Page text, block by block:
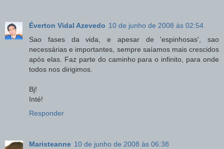
Éverton Vidal Azevedo 10 de junho de 2008 às 02:54
Sao fases da vida, e apesar de 'espinhosas', sao
necessárias e importantes, sempre saíamos mais crescidos
após elas. Faz parte do caminho para o infinito, para onde
todos nos dirigimos.
Bj!
Inté!
Responder
Maristeanne 10 de junho de 2008 às 06:38